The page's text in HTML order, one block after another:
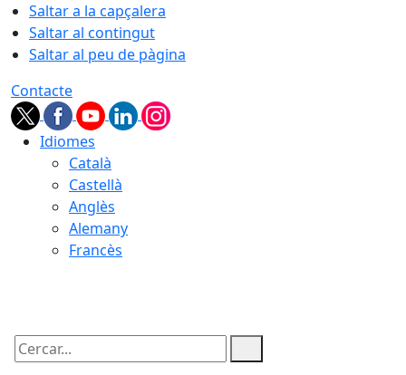
Saltar a la capçalera
Saltar al contingut
Saltar al peu de pàgina
Contacte
Idiomes
Català
Castellà
Anglès
Alemany
Francès
Cercar: